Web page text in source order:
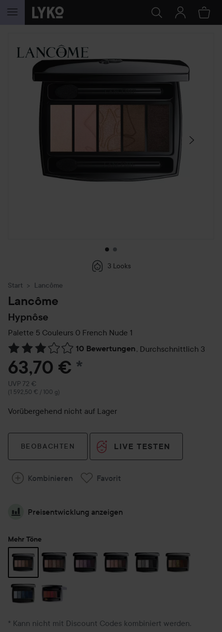
WEITER ZU INHALT
SEKTION ÜBERSPRINGEN
3 Looks
Start Lancôme
Lancôme
Hypnôse
Palette 5 Couleurs 0 French Nude 1
10 Bewertungen, Durchschnittlich 3
Weiter zu Reviews & Kommentare
63,70 € *
UVP 72 €
Empfohlener Preis 72 €
(1 592,50 € / 100 g)
Vorübergehend nicht auf Lager
BEOBACHTEN LIVE TESTEN
Kombinieren Favorit
Preisentwicklung anzeigen
Mehr Töne
* Kann nicht mit Discount Codes kombiniert werden.